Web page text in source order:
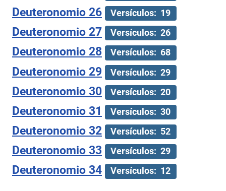
Deuteronomio 26 Versículos: 19
Deuteronomio 27 Versículos: 26
Deuteronomio 28 Versículos: 68
Deuteronomio 29 Versículos: 29
Deuteronomio 30 Versículos: 20
Deuteronomio 31 Versículos: 30
Deuteronomio 32 Versículos: 52
Deuteronomio 33 Versículos: 29
Deuteronomio 34 Versículos: 12